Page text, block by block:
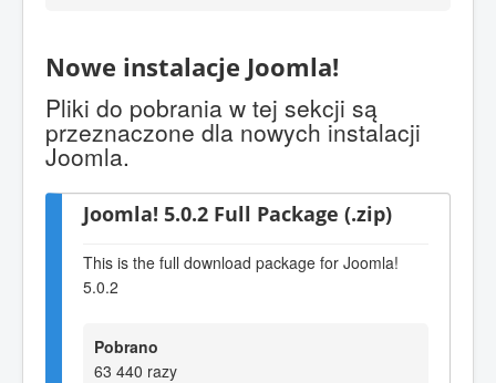
Nowe instalacje Joomla!
Pliki do pobrania w tej sekcji są
przeznaczone dla nowych instalacji
Joomla.
Joomla! 5.0.2 Full Package (.zip)
This is the full download package for Joomla!
5.0.2
Pobrano
63 440 razy